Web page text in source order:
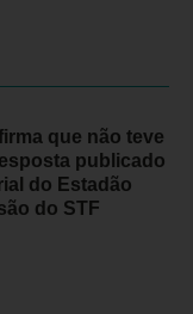
que não teve
publicado
do Estadão
do STF